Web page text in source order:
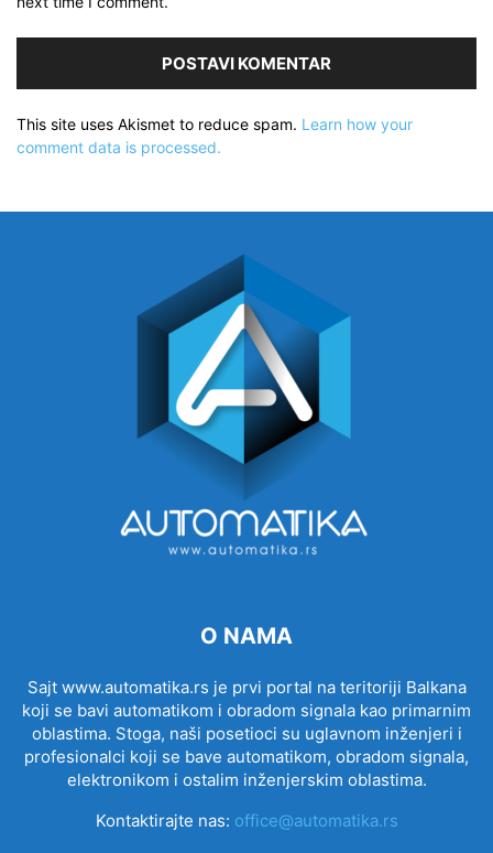
This site uses Akismet to reduce spam. Learn how your
comment data is processed.
O NAMA
Sajt www.automatika.rs je prvi portal na teritoriji Balkana
koji se bavi automatikom i obradom signala kao primarnim
oblastima. Stoga, naši posetioci su uglavnom inženjeri i
profesionalci koji se bave automatikom, obradom signala,
elektronikom i ostalim inženjerskim oblastima.
Kontaktirajte nas: office@automatika.rs